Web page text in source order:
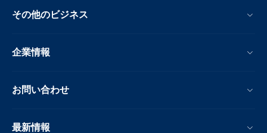
その他のビジネス
企業情報
お問い合わせ
最新情報